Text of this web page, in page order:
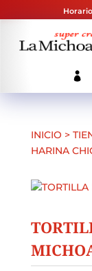
INICIO >
HARINA